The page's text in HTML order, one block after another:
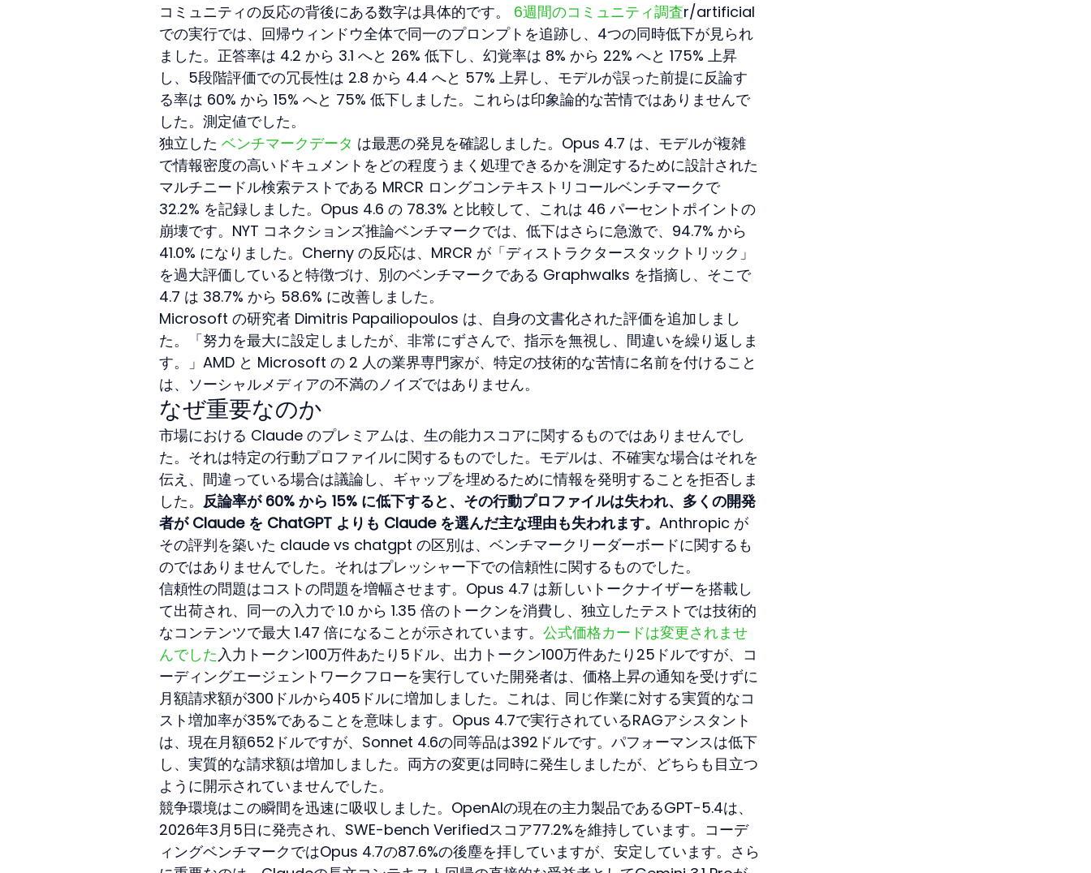
コミュニティの反応の背後にある数字は具体的です。 6週間のコミュニティ調査r/artificial
での実行では、回帰ウィンドウ全体で同一のプロンプトを追跡し、4つの同時低下が見られ
ました。正答率は 4.2 から 3.1 へと 26% 低下し、幻覚率は 8% から 22% へと 175% 上昇
し、5段階評価での冗長性は 2.8 から 4.4 へと 57% 上昇し、モデルが誤った前提に反論す
る率は 60% から 15% へと 75% 低下しました。これらは印象論的な苦情ではありませんで
した。測定値でした。
独立した ベンチマークデータ は最悪の発見を確認しました。Opus 4.7 は、モデルが複雑
で情報密度の高いドキュメントをどの程度うまく処理できるかを測定するために設計された
マルチニードル検索テストである MRCR ロングコンテキストリコールベンチマークで
32.2% を記録しました。Opus 4.6 の 78.3% と比較して、これは 46 パーセントポイントの
崩壊です。NYT コネクションズ推論ベンチマークでは、低下はさらに急激で、94.7% から
41.0% になりました。Cherny の反応は、MRCR が「ディストラクタースタックトリック」
を過大評価していると特徴づけ、別のベンチマークである Graphwalks を指摘し、そこで
4.7 は 38.7% から 58.6% に改善しました。
Microsoft の研究者 Dimitris Papailiopoulos は、自身の文書化された評価を追加しまし
た。「努力を最大に設定しましたが、非常にずさんで、指示を無視し、間違いを繰り返しま
す。」AMD と Microsoft の 2 人の業界専門家が、特定の技術的な苦情に名前を付けること
は、ソーシャルメディアの不満のノイズではありません。
なぜ重要なのか
市場における Claude のプレミアムは、生の能力スコアに関するものではありませんでし
た。それは特定の行動プロファイルに関するものでした。モデルは、不確実な場合はそれを
伝え、間違っている場合は議論し、ギャップを埋めるために情報を発明することを拒否しま
した。 反論率が 60% から 15% に低下すると、その行動プロファイルは失われ、多くの開発
者が Claude を ChatGPT よりも Claude を選んだ主な理由も失われます。 Anthropic が
その評判を築いた claude vs chatgpt の区別は、ベンチマークリーダーボードに関するも
のではありませんでした。それはプレッシャー下での信頼性に関するものでした。
信頼性の問題はコストの問題を増幅させます。Opus 4.7 は新しいトークナイザーを搭載し
て出荷され、同一の入力で 1.0 から 1.35 倍のトークンを消費し、独立したテストでは技術的
なコンテンツで最大 1.47 倍になることが示されています。 公式価格カードは変更されませ
んでした入力トークン100万件あたり5ドル、出力トークン100万件あたり25ドルですが、コ
ーディングエージェントワークフローを実行していた開発者は、価格上昇の通知を受けずに
月額請求額が300ドルから405ドルに増加しました。これは、同じ作業に対する実質的なコ
スト増加率が35%であることを意味します。Opus 4.7で実行されているRAGアシスタント
は、現在月額652ドルですが、Sonnet 4.6の同等品は392ドルです。パフォーマンスは低下
し、実質的な請求額は増加しました。両方の変更は同時に発生しましたが、どちらも目立つ
ように開示されていませんでした。
競争環境はこの瞬間を迅速に吸収しました。OpenAIの現在の主力製品であるGPT-5.4は、
2026年3月5日に発売され、SWE-bench Verifiedスコア77.2%を維持しています。コーデ
ィングベンチマークではOpus 4.7の87.6%の後塵を拝していますが、安定しています。さら